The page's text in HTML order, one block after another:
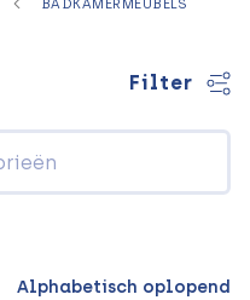
BADKAMERMEUBELS
Filter
Alphabetisch oplopend